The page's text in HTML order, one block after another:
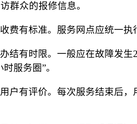
群众的报修信息。
收费有标准。服务网点应统一
办结有时限。一般应在故障发
时服务圈”。
用户有评价。每次服务结束后